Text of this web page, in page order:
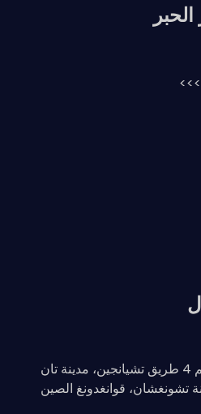
الطابق 3-5، رقم 4 طريق تشيانجين، مدينة تان
تشونغشان، قوانغدونغ الصين